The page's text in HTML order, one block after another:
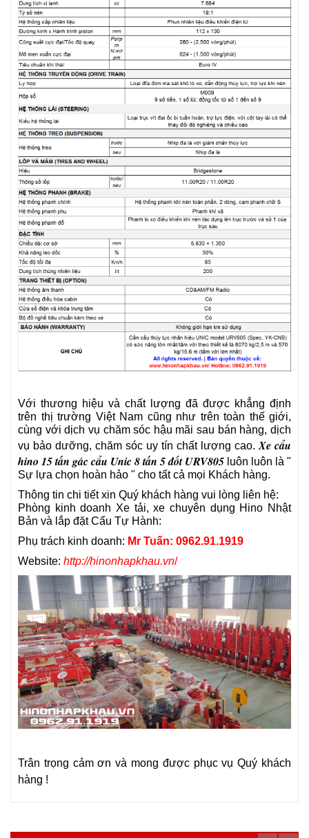
Với thương hiệu và chất lượng đã được khẳng định
trên thị trường Việt Nam cũng như trên toàn thế giới,
cùng với dịch vụ chăm sóc hậu mãi sau bán hàng, dịch
vụ bảo dưỡng, chăm sóc uy tín chất lượng cao. Xe cẩu
hino 15 tấn gác cẩu Unic 8 tấn 5 đốt URV805 luôn luôn là "
Sự lựa chọn hoàn hảo " cho tất cả mọi Khách hàng.
Thông tin chi tiết xin Quý khách hàng vui lòng liên hệ:
Phòng kinh doanh Xe tải, xe chuyên dụng Hino Nhật
Bản và lắp đặt Cẩu Tự Hành:
Phụ trách kinh doanh: Mr Tuấn: 0962.91.1919
Website: http://hinonhapkhau.vn/
Trân trọng cảm ơn và mong được phục vụ Quý khách
hàng !